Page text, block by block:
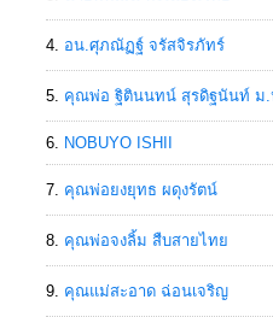
อน.ศุภณัฏฐ์ จรัสจิรภัทร์
คุณพ่อ ฐิตินนทน์ สุรดิฐนันท์ ม.
NOBUYO ISHII
คุณพ่อยงยุทธ ผดุงรัตน์
คุณพ่อจงลิ้ม สืบสายไทย
คุณแม่สะอาด ฉ่อนเจริญ